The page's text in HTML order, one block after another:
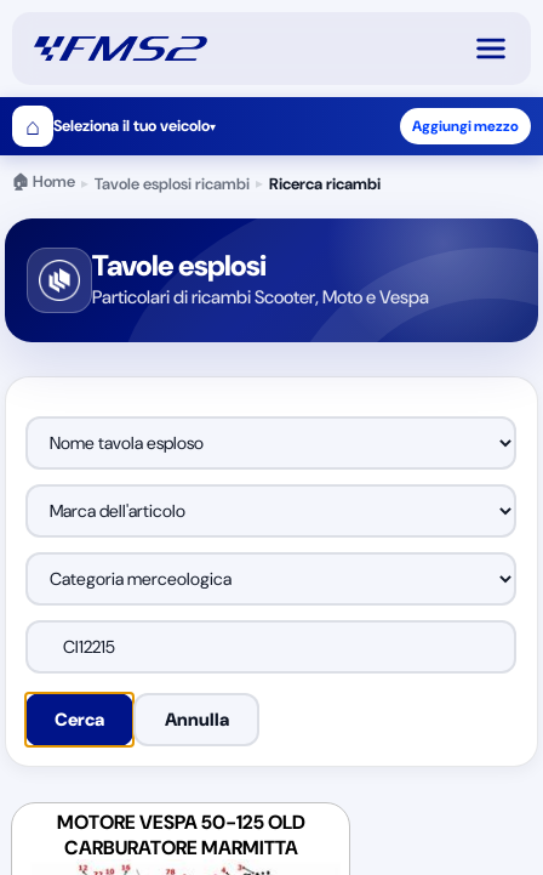
⌂ Seleziona il tuo veicolo▾ Aggiungi mezzo
🏠 Home ▸ Tavole esplosi ricambi ▸ Ricerca ricambi
Tavole esplosi
Particolari di ricambi Scooter, Moto e Vespa
MOTORE VESPA 50-125 OLD
CARBURATORE MARMITTA